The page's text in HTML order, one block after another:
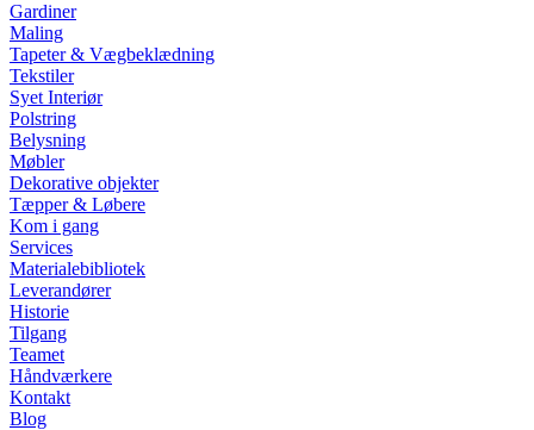
Gardiner
Maling
Tapeter & Vægbeklædning
Tekstiler
Syet Interiør
Polstring
Belysning
Møbler
Dekorative objekter
Tæpper & Løbere
Kom i gang
Services
Materialebibliotek
Leverandører
Historie
Tilgang
Teamet
Håndværkere
Kontakt
Blog